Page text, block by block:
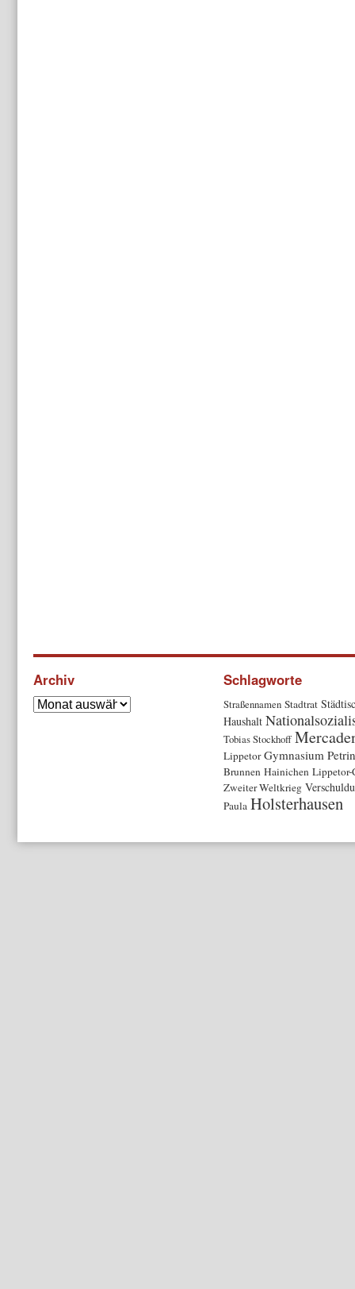
Archiv Schlagworte
Straßennamen Stadtrat
Haushalt
Tobias Stockhoff
Lippetor Gymnasium
Brunnen Hainichen Lippetor-
Zweiter Weltkrieg
Paula Holsterhausen